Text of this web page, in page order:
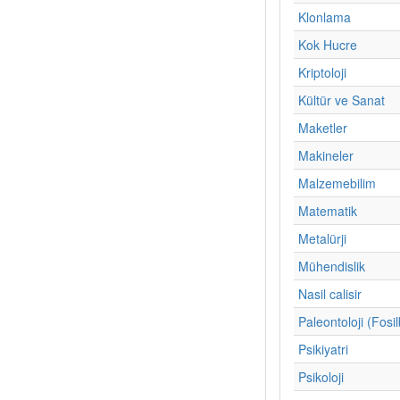
Klonlama
Kok Hucre
Kriptoloji
Kültür ve Sanat
Maketler
Makineler
Malzemebilim
Matematik
Metalürji
Mühendislik
Nasil calisir
Paleontoloji
Psikiyatri
Psikoloji